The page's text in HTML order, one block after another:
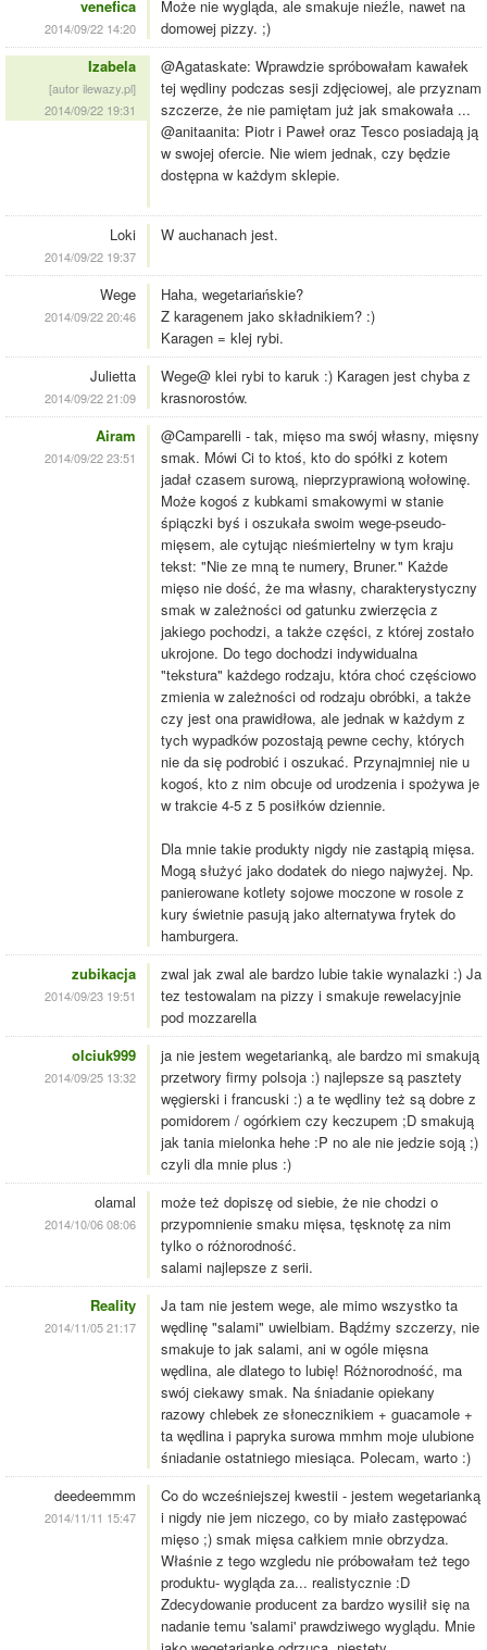
venefica
2014/09/22 14:20
Może nie wygląda, ale smakuje nieźle, nawet na
domowej pizzy. ;)
Izabela
[autor ilewazy.pl]
2014/09/22 19:31
@Agataskate: Wprawdzie spróbowałam kawałek
tej wędliny podczas sesji zdjęciowej, ale przyznam
szczerze, że nie pamiętam już jak smakowała ...
@anitaanita: Piotr i Paweł oraz Tesco posiadają ją
w swojej ofercie. Nie wiem jednak, czy będzie
dostępna w każdym sklepie.
Loki
2014/09/22 19:37
W auchanach jest.
Wege
2014/09/22 20:46
Haha, wegetariańskie?
Z karagenem jako składnikiem? :)
Karagen = klej rybi.
Julietta
2014/09/22 21:09
Wege@ klei rybi to karuk :) Karagen jest chyba z
krasnorostów.
Airam
2014/09/22 23:51
@Camparelli - tak, mięso ma swój własny, mięsny
smak. Mówi Ci to ktoś, kto do spółki z kotem
jadał czasem surową, nieprzyprawioną wołowinę.
Może kogoś z kubkami smakowymi w stanie
śpiączki byś i oszukała swoim wege-pseudo-
mięsem, ale cytując nieśmiertelny w tym kraju
tekst: "Nie ze mną te numery, Bruner." Każde
mięso nie dość, że ma własny, charakterystyczny
smak w zależności od gatunku zwierzęcia z
jakiego pochodzi, a także części, z której zostało
ukrojone. Do tego dochodzi indywidualna
"tekstura" każdego rodzaju, która choć częściowo
zmienia w zależności od rodzaju obróbki, a także
czy jest ona prawidłowa, ale jednak w każdym z
tych wypadków pozostają pewne cechy, których
nie da się podrobić i oszukać. Przynajmniej nie u
kogoś, kto z nim obcuje od urodzenia i spożywa je
w trakcie 4-5 z 5 posiłków dziennie.
Dla mnie takie produkty nigdy nie zastąpią mięsa.
Mogą służyć jako dodatek do niego najwyżej. Np.
panierowane kotlety sojowe moczone w rosole z
kury świetnie pasują jako alternatywa frytek do
hamburgera.
zubikacja
2014/09/23 19:51
zwal jak zwal ale bardzo lubie takie wynalazki :) Ja
tez testowalam na pizzy i smakuje rewelacyjnie
pod mozzarella
olciuk999
2014/09/25 13:32
ja nie jestem wegetarianką, ale bardzo mi smakują
przetwory firmy polsoja :) najlepsze są pasztety
węgierski i francuski :) a te wędliny też są dobre z
pomidorem / ogórkiem czy keczupem ;D smakują
jak tania mielonka hehe :P no ale nie jedzie soją ;)
czyli dla mnie plus :)
olamal
2014/10/06 08:06
może też dopiszę od siebie, że nie chodzi o
przypomnienie smaku mięsa, tęsknotę za nim
tylko o różnorodność.
salami najlepsze z serii.
Reality
2014/11/05 21:17
Ja tam nie jestem wege, ale mimo wszystko ta
wędlinę "salami" uwielbiam. Bądźmy szczerzy, nie
smakuje to jak salami, ani w ogóle mięsna
wędlina, ale dlatego to lubię! Różnorodność, ma
swój ciekawy smak. Na śniadanie opiekany
razowy chlebek ze słonecznikiem + guacamole +
ta wędlina i papryka surowa mmhm moje ulubione
śniadanie ostatniego miesiąca. Polecam, warto :)
deedeemmm
2014/11/11 15:47
Co do wcześniejszej kwestii - jestem wegetarianką
i nigdy nie jem niczego, co by miało zastępować
mięso ;) smak mięsa całkiem mnie obrzydza.
Właśnie z tego wzgledu nie próbowałam też tego
produktu- wygląda za... realistycznie :D
Zdecydowanie producent za bardzo wysilił się na
nadanie temu 'salami' prawdziwego wyglądu. Mnie